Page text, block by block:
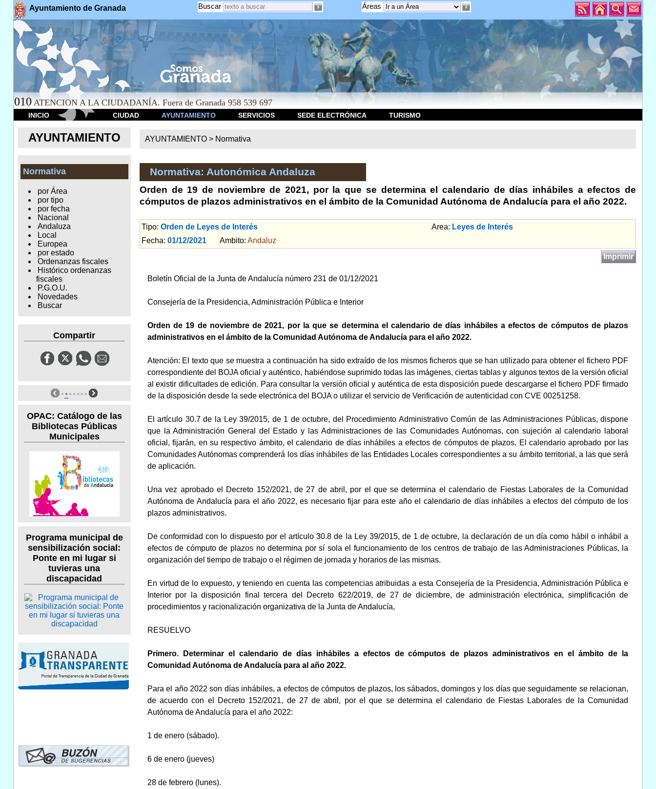
Ayuntamiento de Granada Áreas
Buscar
010 ATENCION A LA CIUDADANÍA. Fuera de Granada 958 539 697
INICIO CIUDAD AYUNTAMIENTO SERVICIOS SEDE ELECTRÓNICA TURISMO
AYUNTAMIENTO
Normativa
por Área
por tipo
por fecha
Nacional
Andaluza
Local
Europea
por estado
Ordenanzas fiscales
Histórico ordenanzas
fiscales
P.G.O.U.
Novedades
Buscar
Compartir
OPAC: Catálogo de las
Bibliotecas Públicas
Municipales
Programa municipal de
sensibilización social:
Ponte en mi lugar si
tuvieras una
discapacidad
AYUNTAMIENTO > Normativa
Normativa: Autonómica Andaluza
Orden de 19 de noviembre de 2021, por la que se determina el calendario de días inhábiles a efectos de
cómputos de plazos administrativos en el ámbito de la Comunidad Autónoma de Andalucía para el año 2022.
Tipo: Orden de Leyes de Interés Area: Leyes de Interés
Fecha: 01/12/2021Ambito: Andaluz
Imprimir
Boletín Oficial de la Junta de Andalucía número 231 de 01/12/2021
Consejería de la Presidencia, Administración Pública e Interior
Orden de 19 de noviembre de 2021, por la que se determina el calendario de días inhábiles a efectos de cómputos de plazos
administrativos en el ámbito de la Comunidad Autónoma de Andalucía para el año 2022.
Atención: El texto que se muestra a continuación ha sido extraído de los mismos ficheros que se han utilizado para obtener el fichero PDF
correspondiente del BOJA oficial y auténtico, habiéndose suprimido todas las imágenes, ciertas tablas y algunos textos de la versión oficial
al existir dificultades de edición. Para consultar la versión oficial y auténtica de esta disposición puede descargarse el fichero PDF firmado
de la disposición desde la sede electrónica del BOJA o utilizar el servicio de Verificación de autenticidad con CVE 00251258.
El artículo 30.7 de la Ley 39/2015, de 1 de octubre, del Procedimiento Administrativo Común de las Administraciones Públicas, dispone
que la Administración General del Estado y las Administraciones de las Comunidades Autónomas, con sujeción al calendario laboral
oficial, fijarán, en su respectivo ámbito, el calendario de días inhábiles a efectos de cómputos de plazos. El calendario aprobado por las
Comunidades Autónomas comprenderá los días inhábiles de las Entidades Locales correspondientes a su ámbito territorial, a las que será
de aplicación.
Una vez aprobado el Decreto 152/2021, de 27 de abril, por el que se determina el calendario de Fiestas Laborales de la Comunidad
Autónoma de Andalucía para el año 2022, es necesario fijar para este año el calendario de días inhábiles a efectos del cómputo de los
plazos administrativos.
De conformidad con lo dispuesto por el artículo 30.8 de la Ley 39/2015, de 1 de octubre, la declaración de un día como hábil o inhábil a
efectos de cómputo de plazos no determina por sí sola el funcionamiento de los centros de trabajo de las Administraciones Públicas, la
organización del tiempo de trabajo o el régimen de jornada y horarios de las mismas.
En virtud de lo expuesto, y teniendo en cuenta las competencias atribuidas a esta Consejería de la Presidencia, Administración Pública e
Interior por la disposición final tercera del Decreto 622/2019, de 27 de diciembre, de administración electrónica, simplificación de
procedimientos y racionalización organizativa de la Junta de Andalucía,
RESUELVO
Primero. Determinar el calendario de días inhábiles a efectos de cómputos de plazos administrativos en el ámbito de la
Comunidad Autónoma de Andalucía para al año 2022.
Para el año 2022 son días inhábiles, a efectos de cómputos de plazos, los sábados, domingos y los días que seguidamente se relacionan,
de acuerdo con el Decreto 152/2021, de 27 de abril, por el que se determina el calendario de Fiestas Laborales de la Comunidad
Autónoma de Andalucía para el año 2022:
1 de enero (sábado).
6 de enero (jueves)
28 de febrero (lunes).